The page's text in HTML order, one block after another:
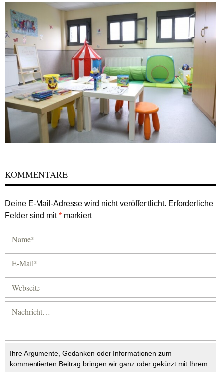
KOMMENTARE
Deine E-Mail-Adresse wird nicht veröffentlicht. Erforderliche
Felder sind mit* markiert
Ihre Argumente, Gedanken oder Informationen zum
kommentierten Beitrag bringen wir ganz oder gekürzt mit Ihrem